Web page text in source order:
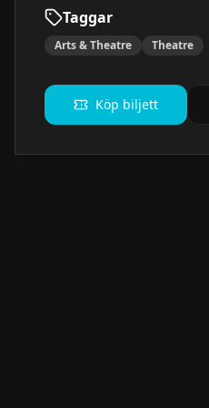
Taggar
Arts & Theatre Theatre
Köp biljett